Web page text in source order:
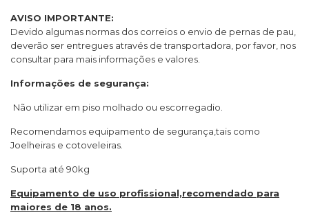
AVISO IMPORTANTE:
Devido algumas normas dos correios o envio de pernas de pau,
deverão ser entregues através de transportadora, por favor, nos
consultar para mais informações e valores.
Informações de segurança:
Não utilizar em piso molhado ou escorregadio.
Recomendamos equipamento de segurança,tais como
Joelheiras e cotoveleiras.
Suporta até 90kg
Equipamento de uso profissional,recomendado para
maiores de 18 anos.